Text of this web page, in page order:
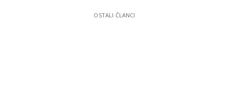
OSTALI ČLANCI